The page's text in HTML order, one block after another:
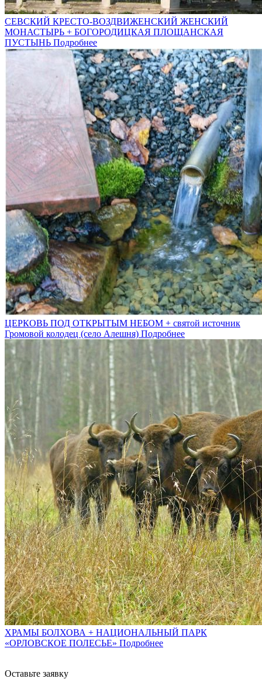
СЕВСКИЙ КРЕСТО-ВОЗДВИЖЕНСКИЙ ЖЕНСКИЙ
МОНАСТЫРЬ + БОГОРОДИЦКАЯ ПЛОЩАНСКАЯ
ПУСТЫНЬ Подробнее
ЦЕРКОВЬ ПОД ОТКРЫТЫМ НЕБОМ + святой источник
Громовой колодец (село Алешня) Подробнее
ХРАМЫ БОЛХОВА + НАЦИОНАЛЬНЫЙ ПАРК
«ОРЛОВСКОЕ ПОЛЕСЬЕ» Подробнее
Оставьте заявку